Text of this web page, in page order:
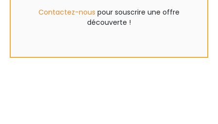
Contactez-nous pour souscrire une offre
découverte !